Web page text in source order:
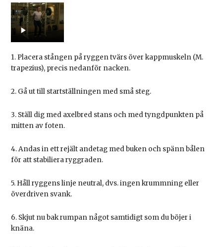
1. Placera stången på ryggen tvärs över kappmuskeln (M.
trapezius), precis nedanför nacken.
2. Gå ut till startställningen med små steg.
3. Ställ dig med axelbred stans och med tyngdpunkten på
mitten av foten.
4. Andas in ett rejält andetag med buken och spänn bålen
för att stabiliera ryggraden.
5. Håll ryggens linje neutral, dvs. ingen krummning eller
överdriven svank.
6. Skjut nu bak rumpan något samtidigt som du böjer i
knäna.